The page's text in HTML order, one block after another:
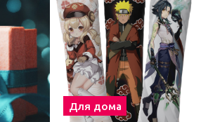
Для дома